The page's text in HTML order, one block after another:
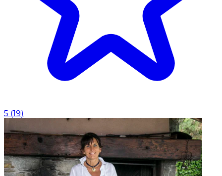
5 (19)